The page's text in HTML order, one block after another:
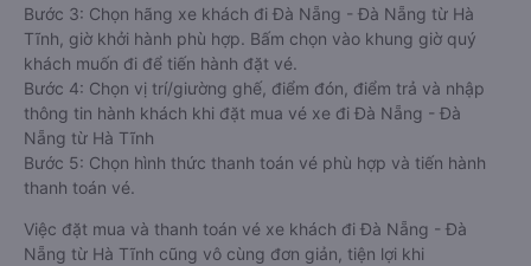
Bước 3: Chọn hãng xe khách đi Đà Nẵng - Đà Nẵng từ Hà
Tĩnh, giờ khởi hành phù hợp. Bấm chọn vào khung giờ quý
khách muốn đi để tiến hành đặt vé.
Bước 4: Chọn vị trí/giường ghế, điểm đón, điểm trả và nhập
thông tin hành khách khi đặt mua vé xe đi Đà Nẵng - Đà
Nẵng từ Hà Tĩnh
Bước 5: Chọn hình thức thanh toán vé phù hợp và tiến hành
thanh toán vé.
Việc đặt mua và thanh toán vé xe khách đi Đà Nẵng - Đà
Nẵng từ Hà Tĩnh cũng vô cùng đơn giản, tiện lợi khi